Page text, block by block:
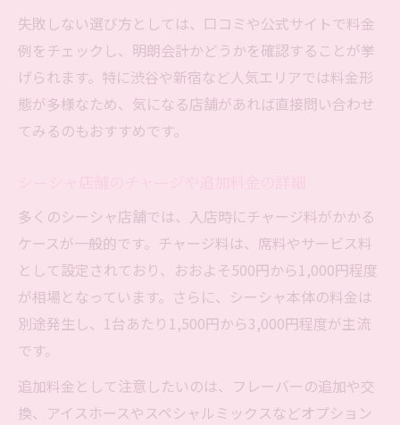
失敗しない選び方としては、口コミや公式サイトで料金
例をチェックし、明朗会計かどうかを確認することが挙
げられます。特に渋谷や新宿など人気エリアでは料金形
態が多様なため、気になる店舗があれば直接問い合わせ
てみるのもおすすめです。
多くのシーシャ店舗では、入店時にチャージ料がかかる
ケースが一般的です。チャージ料は、席料やサービス料
として設定されており、おおよそ500円から1,000円程度
が相場となっています。さらに、シーシャ本体の料金は
別途発生し、1台あたり1,500円から3,000円程度が主流
です。
追加料金として注意したいのは、フレーバーの追加や交
換、アイスホースやスペシャルミックスなどオプション